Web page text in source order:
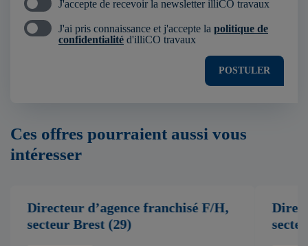
J'accepte de recevoir la newsletter illiCO travaux
J'ai pris connaissance et j'accepte la politique de
confidentialité d'illiCO travaux
POSTULER
Ces offres pourraient aussi vous
intéresser
Directeur d’agence franchisé F/H,
secteur Brest (29)